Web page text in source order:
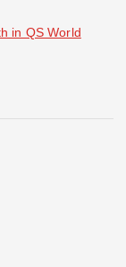
in QS World